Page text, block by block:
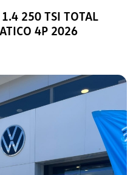
250 TSI TOTAL
4P 2026